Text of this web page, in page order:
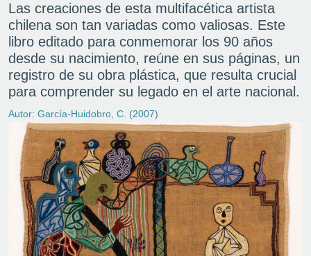
Las creaciones de esta multifacética artista
chilena son tan variadas como valiosas. Este
libro editado para conmemorar los 90 años
desde su nacimiento, reúne en sus páginas, un
registro de su obra plástica, que resulta crucial
para comprender su legado en el arte nacional.
Autor: García-Huidobro, C. (2007)